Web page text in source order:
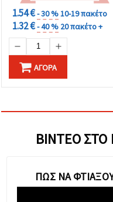
1.54 €- 30 %10-19 πακέτο
1.32 €- 40 % 20 πακέτο +
ΑΓΟΡΆ
ΒΊΝΤΕΟ ΣΤΟ
ΠΩΣ ΝΑ